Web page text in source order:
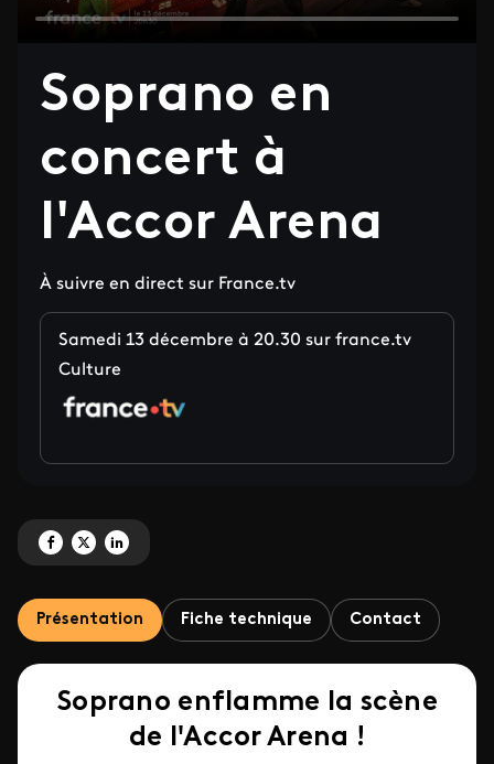
Soprano en
concert à
l'Accor Arena
À suivre en direct sur France.tv
Samedi 13 décembre à 20.30 sur france.tv
Culture
Partagez 'Soprano en concert à l'Accor Arena' sur Facebook
Partagez 'Soprano en concert à l'Accor Arena' sur X
Partagez 'Soprano en concert à l'Accor Arena' sur LinkedIn
Présentation Fiche technique Contact
Soprano enflamme la scène
de l'Accor Arena !